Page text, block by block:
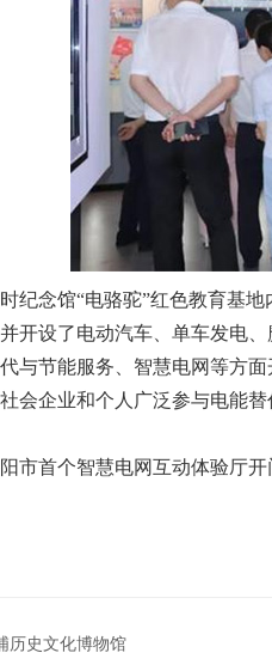
念馆“电骆驼”红色教育基地
开设了电动汽车、单车发电
与节能服务、智慧电网等方
会企业和个人广泛参与电能替
首个智慧电网互动体验厅开
历史文化博物馆